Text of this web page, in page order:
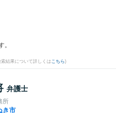
。
索結果について詳しくは こちら)
弁護士
所
き市